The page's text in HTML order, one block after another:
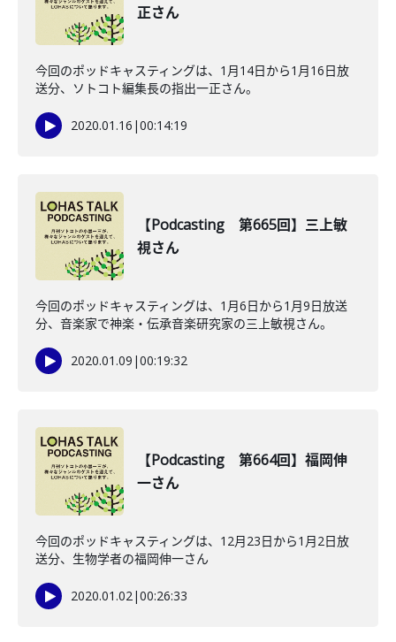
正さん
今回のポッドキャスティングは、1月14日から1月16日放
送分、ソトコト編集長の指出一正さん。
2020.01.16 |00:14:19
【Podcasting 第665回】三上敏
視さん
今回のポッドキャスティングは、1月6日から1月9日放送
分、音楽家で神楽・伝承音楽研究家の三上敏視さん。
2020.01.09 |00:19:32
【Podcasting 第664回】福岡伸
一さん
今回のポッドキャスティングは、12月23日から1月2日放
送分、生物学者の福岡伸一さん
2020.01.02|00:26:33